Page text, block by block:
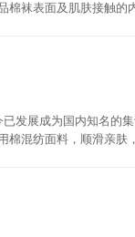
袜表面及肌肤接触
发展成为国内知名的
混纺面料，顺滑亲肤